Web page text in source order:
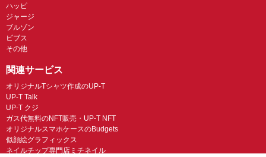
ハッピ
ジャージ
ブルゾン
ビブス
その他
関連サービス
オリジナルTシャツ作成のUP-T
UP-T Talk
UP-T クジ
ガス代無料のNFT販売・UP-T NFT
オリジナルスマホケースのBudgets
似顔絵グラフィックス
ネイルチップ専門店ミチネイル